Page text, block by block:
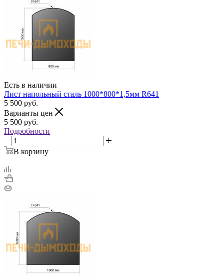
Есть в наличии
Лист напольный сталь 1000*800*1,5мм R641
5 500 руб.
Варианты цен
5 500 руб.
Подробности
В корзину